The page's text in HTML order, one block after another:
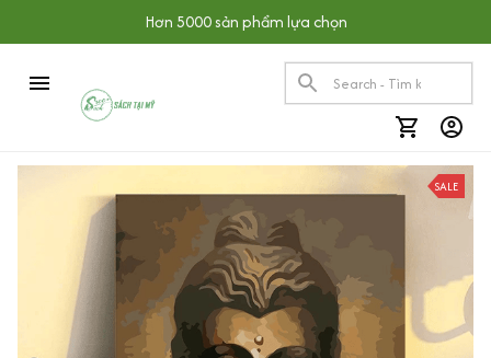
Hơn 5000 sản phẩm lựa chọn
SALE